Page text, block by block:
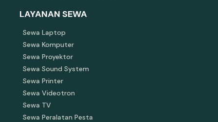
LAYANAN SEWA
Sewa Laptop
Sewa Komputer
Sewa Proyektor
Sewa Sound System
Sewa Printer
Sewa Videotron
Sewa TV
Sewa Peralatan Pesta